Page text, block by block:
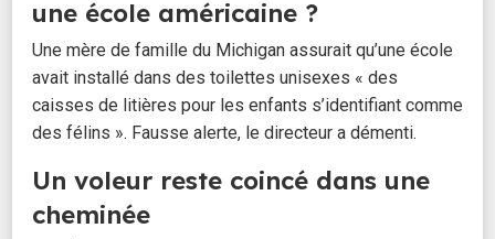
une école américaine ?
Une mère de famille du Michigan assurait qu’une école
avait installé dans des toilettes unisexes « des
caisses de litières pour les enfants s’identifiant comme
des félins ». Fausse alerte, le directeur a démenti.
Un voleur reste coincé dans une
cheminée